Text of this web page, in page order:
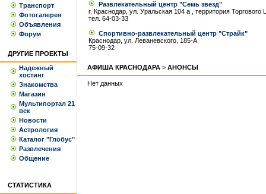
Транспорт
Фотогалерея
Объявления
Форум
ДРУГИЕ ПРОЕКТЫ
Надежный
хостинг
Знакомства
Магазин
Мультипортал 21
век
Новости
Астрология
Каталог "Глобус"
Развлечения
Общение
СТАТИСТИКА
Развлекательный центр "Семь звезд"
г. Краснодар, ул. Уральская 104 а , территория
тел. 64-03-33
Спортивно-развлекательный центр "Страйк"
Краснодар, ул. Леваневского, 185-А
75-09-32
АФИША КРАСНОДАРА > АНОНСЫ
Нет данных